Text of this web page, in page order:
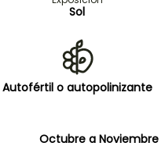
Sol
Autofértil o autopolinizante
Octubre a Noviembre